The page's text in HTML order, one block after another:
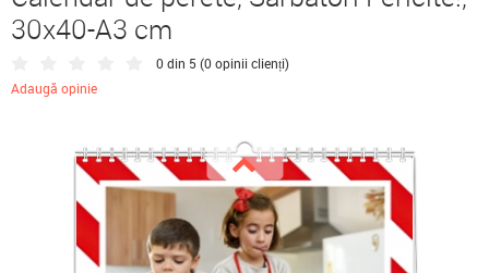
30x40-A3 cm
0 din 5 (0 opinii clienți)
Adaugă opinie